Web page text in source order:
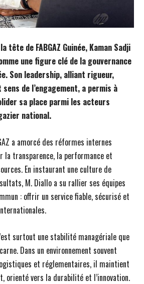
tête de FABGAZ Guinée, Kaman Sadji
une figure clé de la gouvernance
Son leadership, alliant rigueur,
de l’engagement, a permis à
sa place parmi les acteurs
national.
a amorcé des réformes internes
la transparence, la performance et
En instaurant une culture de
M. Diallo a su rallier ses équipes
: offrir un service fiable, sécurisé et
surtout une stabilité managériale que
Dans un environnement souvent
et réglementaires, il maintient
orienté vers la durabilité et l’innovation.